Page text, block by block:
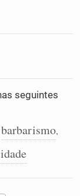
seguintes
barbarismo,